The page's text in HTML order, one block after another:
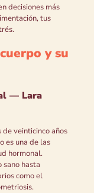
decisiones más
tus
y su
— Lara
veinticinco años
es una de las
hormonal.
hasta
como el